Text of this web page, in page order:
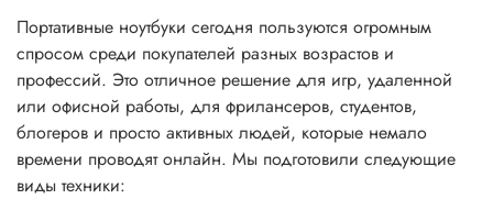
Портативные ноутбуки сегодня пользуются огромным
спросом среди покупателей разных возрастов и
профессий. Это отличное решение для игр, удаленной
или офисной работы, для фрилансеров, студентов,
блогеров и просто активных людей, которые немало
времени проводят онлайн. Мы подготовили следующие
виды техники: